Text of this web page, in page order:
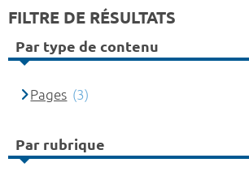
FILTRE DE RÉSULTATS
Par type de contenu
Pages (3)
Par rubrique